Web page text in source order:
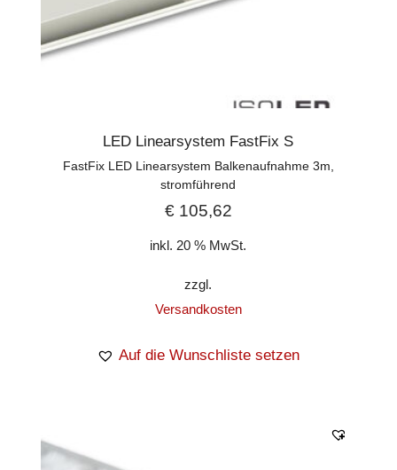
LED Linearsystem FastFix S
FastFix LED Linearsystem Balkenaufnahme 3m,
stromführend
€105,62
inkl. 20 % MwSt.
zzgl.
Versandkosten
Auf die Wunschliste setzen